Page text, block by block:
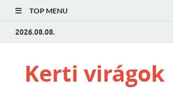
TOP MENU
2026.08.08.
Kerti virágok